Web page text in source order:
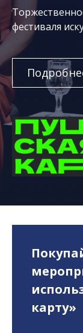
фестиваля
карту»